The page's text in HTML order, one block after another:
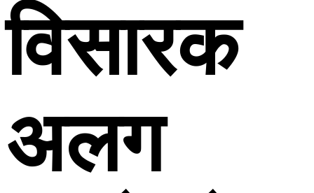
विसारक
अलग